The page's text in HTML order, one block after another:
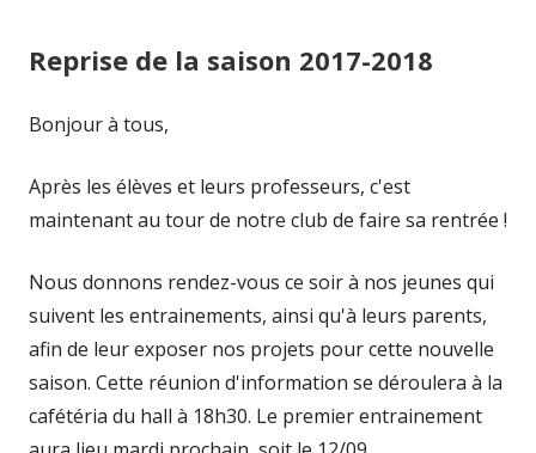
Reprise de la saison 2017-2018
Bonjour à tous,
Après les élèves et leurs professeurs, c'est
maintenant au tour de notre club de faire sa rentrée !
Nous donnons rendez-vous ce soir à nos jeunes qui
suivent les entrainements, ainsi qu'à leurs parents,
afin de leur exposer nos projets pour cette nouvelle
saison. Cette réunion d'information se déroulera à la
cafétéria du hall à 18h30. Le premier entrainement